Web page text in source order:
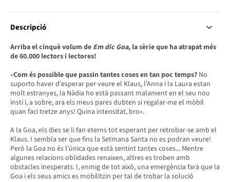
Descripció
Arriba el cinquè volum de Em dic Goa, la sèrie que ha atrapat més
de 60.000 lectors i lectores!
«Com és possible que passin tantes coses en tan poc temps? No
suporto haver d'esperar per veure el Klaus, l'Anna i la Laura estan
molt estranyes, la Nàdia ho està passant malament en el seu nou
insti i, a sobre, ara els meus pares dubten si regalar-me el mòbil
quan faci tretze anys! Quina intensitat, bro».
A la Goa, els dies se li fan eterns tot esperant per retrobar-se amb el
Klaus. I sembla ser que fins la Setmana Santa no es podran veure!
Però la Goa no és l'única que està sentint tantes coses... Mentre
algunes relacions oblidades renaixen, altres es troben amb
obstacles inesperats. I, enmig de tot això, una emergència farà que la
Goa i els seus amics es mobilitzin per tal de trobar la solució